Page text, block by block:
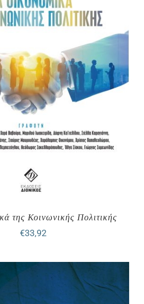
της Κοινωνικής Πολιτικής
€33,92